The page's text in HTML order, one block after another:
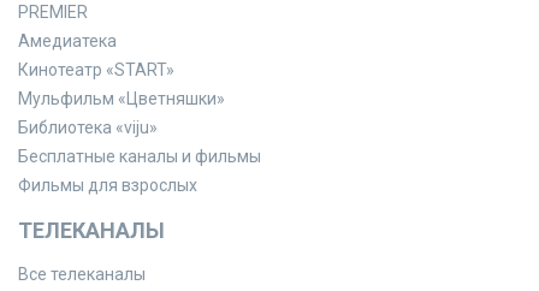
PREMIER
Амедиатека
Кинотеатр «START»
Мульфильм «Цветняшки»
Библиотека «viju»
Бесплатные каналы и фильмы
Фильмы для взрослых
ТЕЛЕКАНАЛЫ
Все телеканалы